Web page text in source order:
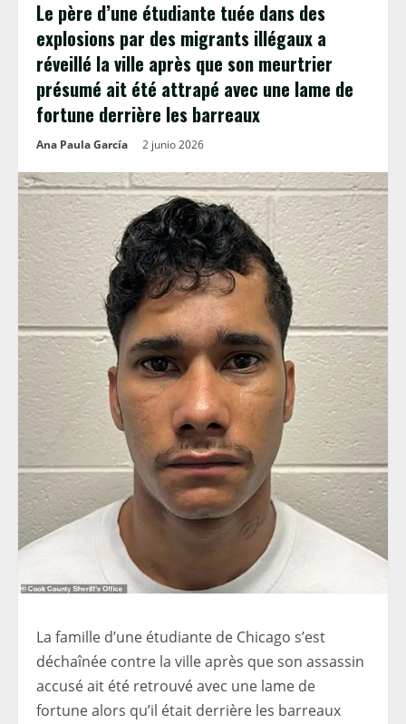
Le père d’une étudiante tuée dans des
explosions par des migrants illégaux a
réveillé la ville après que son meurtrier
présumé ait été attrapé avec une lame de
fortune derrière les barreaux
Ana Paula García 2 junio 2026
La famille d’une étudiante de Chicago s’est
déchaînée contre la ville après que son assassin
accusé ait été retrouvé avec une lame de
fortune alors qu’il était derrière les barreaux